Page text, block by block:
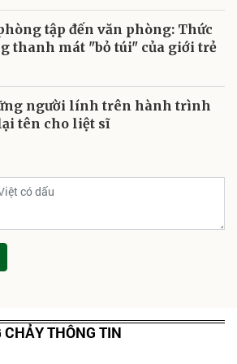
tập đến văn phòng: Thức
thanh mát "bỏ túi" của giới trẻ
người lính trên hành trình
tên cho liệt sĩ
THÔNG TIN